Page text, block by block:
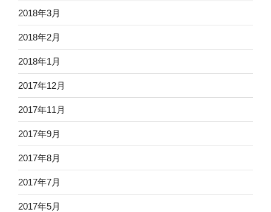
2018年3月
2018年2月
2018年1月
2017年12月
2017年11月
2017年9月
2017年8月
2017年7月
2017年5月